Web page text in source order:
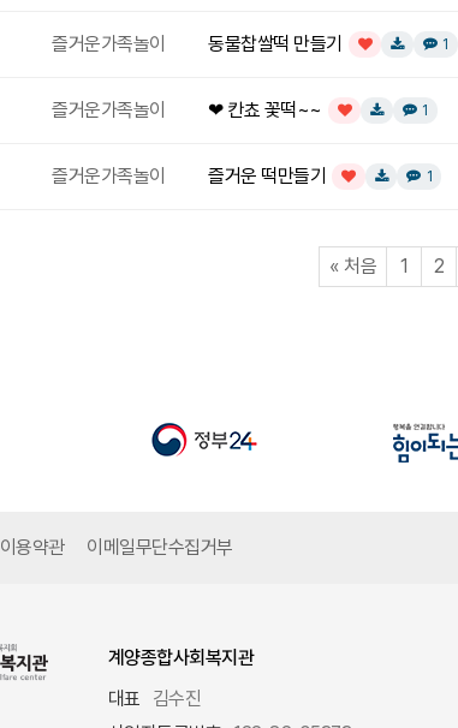
즐거운가족놀이 동물찹쌀떡 만들기
인기글 다운로드
댓글
1개
즐거운가족놀이 ❤ 칸쵸 꽃떡~~
인기글 다운로드
댓글
1개
즐거운가족놀이 즐거운 떡만들기
인기글 다운로드
댓글
1개
« 처음페이지
1 페이지
2
이용약관 이메일무단수집거부
계양종합사회복지관
대표
김수진